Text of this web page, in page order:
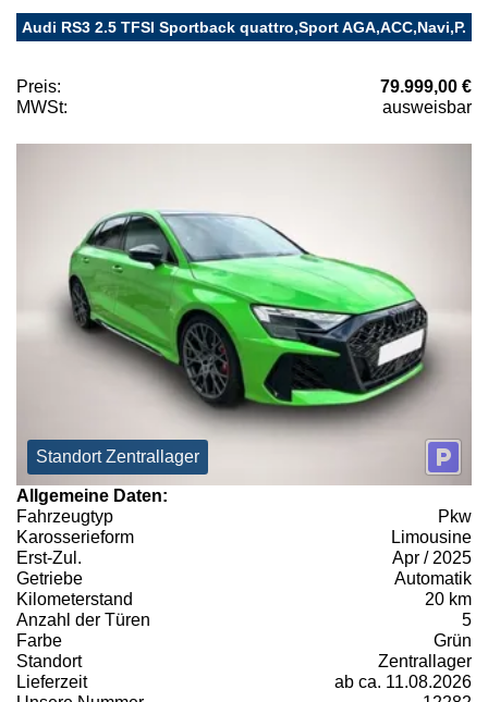
Audi RS3 2.5 TFSI Sportback quattro,Sport AGA,ACC,Navi,P.
Preis:
79.999,00 €
MWSt:
ausweisbar
Standort Zentrallager
Allgemeine Daten:
Fahrzeugtyp
Pkw
Karosserieform
Limousine
Erst-Zul.
Apr / 2025
Getriebe
Automatik
Kilometerstand
20 km
Anzahl der Türen
5
Farbe
Grün
Standort
Zentrallager
Lieferzeit
ab ca. 11.08.2026